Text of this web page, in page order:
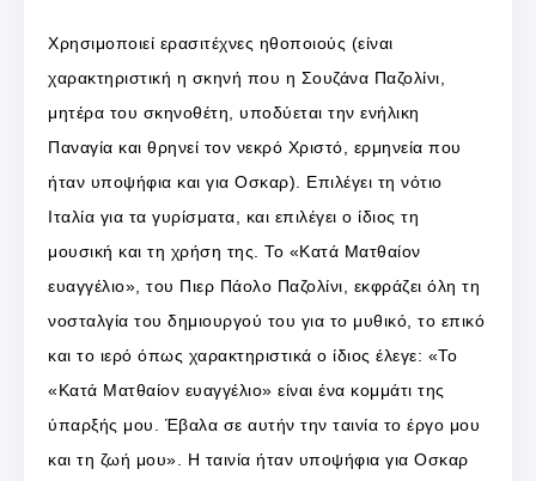
Χρησιμοποιεί ερασιτέχνες ηθοποιούς (είναι
χαρακτηριστική η σκηνή που η Σουζάνα Παζολίνι,
μητέρα του σκηνοθέτη, υποδύεται την ενήλικη
Παναγία και θρηνεί τον νεκρό Χριστό, ερμηνεία που
ήταν υποψήφια και για Οσκαρ). Επιλέγει τη νότιο
Ιταλία για τα γυρίσματα, και επιλέγει ο ίδιος τη
μουσική και τη χρήση της. Το «Κατά Ματθαίον
ευαγγέλιο», του Πιερ Πάολο Παζολίνι, εκφράζει όλη τη
νοσταλγία του δημιουργού του για το μυθικό, το επικό
και το ιερό όπως χαρακτηριστικά ο ίδιος έλεγε: «Το
«Κατά Ματθαίον ευαγγέλιο» είναι ένα κομμάτι της
ύπαρξής μου. Έβαλα σε αυτήν την ταινία το έργο μου
και τη ζωή μου». Η ταινία ήταν υποψήφια για Οσκαρ